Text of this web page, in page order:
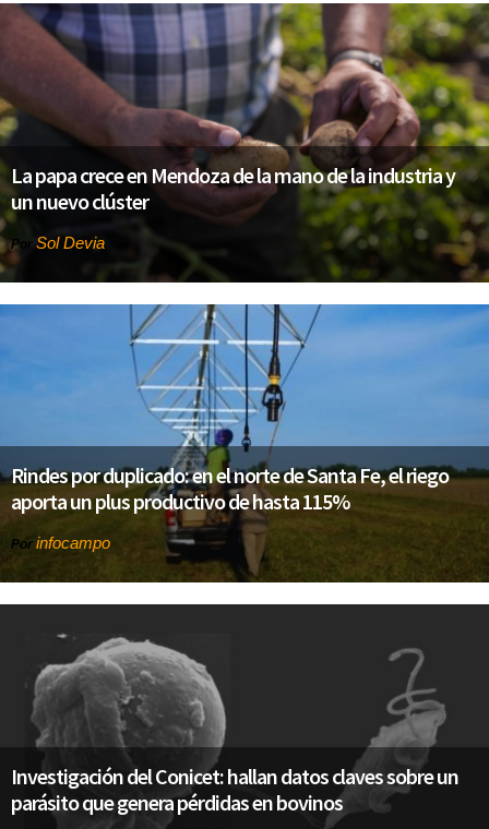
La papa crece en Mendoza de la mano de la industria y
un nuevo clúster
Por Sol Devia
Rindes por duplicado: en el norte de Santa Fe, el riego
aporta un plus productivo de hasta 115%
Por infocampo
Investigación del Conicet: hallan datos claves sobre un
parásito que genera pérdidas en bovinos